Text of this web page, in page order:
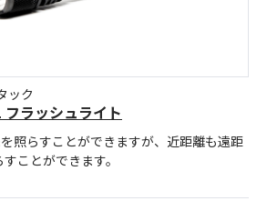
ック
フラッシュライト
照らすことができますが、近距離も遠距
ことができます。